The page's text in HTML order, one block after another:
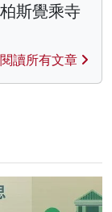
斯覺乘寺
閱讀所有文章